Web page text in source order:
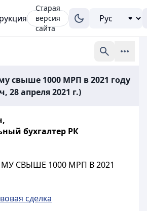
Старая
версия
сайта
свыше 1000 МРП в 2021 году
28 апреля 2021 г.)
бухгалтер РК
СВЫШЕ 1000 МРП В 2021
сделка